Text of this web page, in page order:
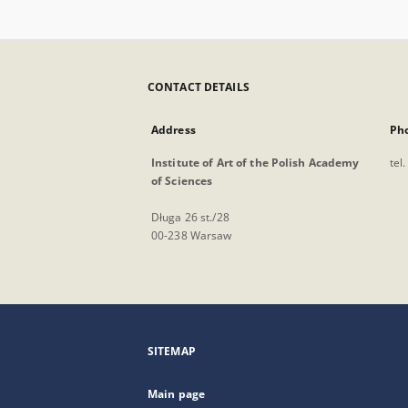
CONTACT DETAILS
Address
Institute of Art of the Polish Academy
of Sciences
Długa 26 st./28
00-238 Warsaw
tel.
SITEMAP
Main page